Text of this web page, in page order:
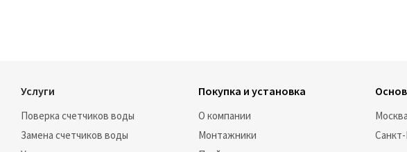
Услуги
Поверка счетчиков воды
Замена счетчиков воды
Покупка и установка
О компании
Монтажники
Москва